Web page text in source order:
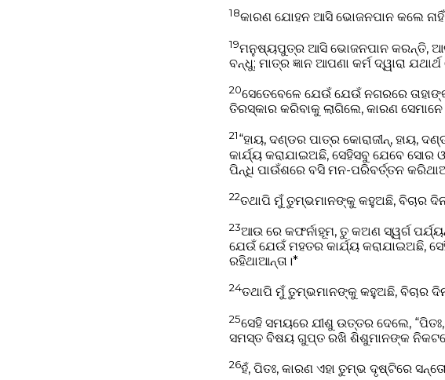
18କାରଣ ଯୋହନ ଆସି ଭୋଜନପାନ କଲେ
19ମନୁଷ୍ୟପୁତ୍ର ଆସି ଭୋଜନପାନ କରନ୍ତି, ଆଉ
ବନ୍ଧୁ; ମାତ୍ର ଜ୍ଞାନ ଆପଣା କର୍ମ ଦ୍ୱାରା
20ସେତେବେଳେ ଯେଉଁ ଯେଉଁ ନଗରରେ
ତିରସ୍କାର କରିବାକୁ ଲାଗିଲେ, କାରଣ
21“ହାୟ, ଦଣ୍ଡର ପାତ୍ର କୋରାଜୀନ୍, ହାୟ,
କାର୍ଯ୍ୟ କରାଯାଇଅଛି, ସେହିସବୁ ଯେବେ ସୋର
ପିନ୍ଧି ପାଉଁଶରେ ବସି ମନ-ପରିବର୍ତ୍ତନ
22ତଥାପି ମୁଁ ତୁମ୍ଭମାନଙ୍କୁ କହୁଅଛି, ବିଚାର
23ଆଉ ରେ କଫର୍ନାହୂମ, ତୁ କଅଣ ସ୍ୱର୍ଗ
ଯେଉଁ ଯେଉଁ ମହତର କାର୍ଯ୍ୟ କରାଯାଇଅଛି,
ରହିଥାଆନ୍ତା।*
24ତଥାପି ମୁଁ ତୁମ୍ଭମାନଙ୍କୁ କହୁଅଛି, ବିଚାର
25ସେହି ସମୟରେ ଯୀଶୁ ଉତ୍ତର ଦେଲେ,
ସମସ୍ତ ବିଷୟ ଗୁପ୍ତ ରଖି ଶିଶୁମାନଙ୍କ
26ହଁ, ପିତଃ, କାରଣ ଏହା ତୁମ୍ଭ ଦୃଷ୍ଟିରେ